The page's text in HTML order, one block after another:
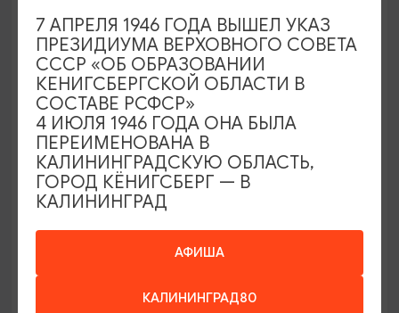
Семейный клуб выходного дня в
Морском выставочном центре
19.07.2026 - 30.08.2026, СБ 12:00, 13:00
Светлогорск, Морской выставочный центр г.
Светлогорск
АФИША
КАЛИНИНГРАД80
7 АПРЕЛЯ 1946 ГОДА ВЫШЕЛ УКАЗ
ПРЕЗИДИУМА ВЕРХОВНОГО СОВЕТА
СССР «ОБ ОБРАЗОВАНИИ
КЕНИГСБЕРГСКОЙ ОБЛАСТИ В
СОСТАВЕ РСФСР»
4 ИЮЛЯ 1946 ГОДА ОНА БЫЛА
ПЕРЕИМЕНОВАНА В
КАЛИНИНГРАДСКУЮ ОБЛАСТЬ,
ГОРОД КЁНИГСБЕРГ — В
КАЛИНИНГРАД